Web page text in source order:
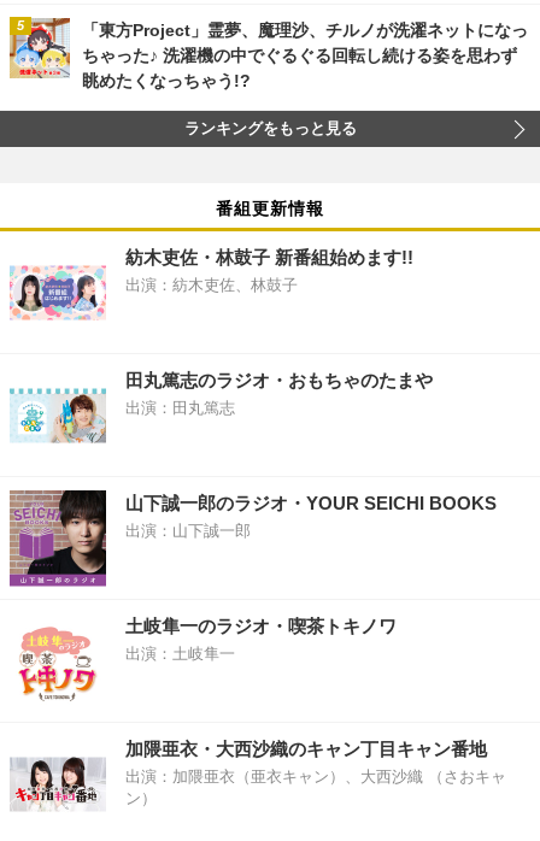
「東方Project」霊夢、魔理沙、チルノが洗濯ネットになっ
ちゃった♪ 洗濯機の中でぐるぐる回転し続ける姿を思わず
眺めたくなっちゃう!?
ランキングをもっと見る
番組更新情報
紡木吏佐・林鼓子 新番組始めます!!
出演：紡木吏佐、林鼓子
田丸篤志のラジオ・おもちゃのたまや
出演：田丸篤志
山下誠一郎のラジオ・YOUR SEICHI BOOKS
出演：山下誠一郎
土岐隼一のラジオ・喫茶トキノワ
出演：土岐隼一
加隈亜衣・大西沙織のキャン丁目キャン番地
出演：加隈亜衣（亜衣キャン）、大西沙織 （さおキャ
ン）